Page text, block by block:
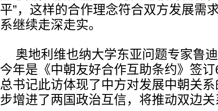
平”，这样的合作理念符合双方发展需
系继续走深走实。
奥地利维也纳大学东亚问题专家鲁
今年是《中朝友好合作互助条约》签
总书记此访体现了中方对发展中朝关
步增进了两国政治互信，将推动双边